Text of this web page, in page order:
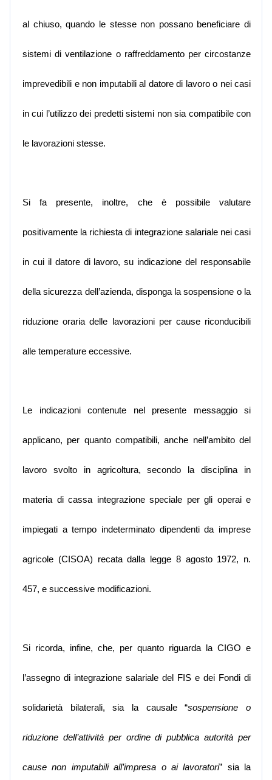
al chiuso, quando le stesse non possano beneficiare di
sistemi di ventilazione o raffreddamento per circostanze
imprevedibili e non imputabili al datore di lavoro o nei casi
in cui l’utilizzo dei predetti sistemi non sia compatibile con
le lavorazioni stesse.
Si fa presente, inoltre, che è possibile valutare
positivamente la richiesta di integrazione salariale nei casi
in cui il datore di lavoro, su indicazione del responsabile
della sicurezza dell’azienda, disponga la sospensione o la
riduzione oraria delle lavorazioni per cause riconducibili
alle temperature eccessive.
Le indicazioni contenute nel presente messaggio si
applicano, per quanto compatibili, anche nell’ambito del
lavoro svolto in agricoltura, secondo la disciplina in
materia di cassa integrazione speciale per gli operai e
impiegati a tempo indeterminato dipendenti da imprese
agricole (CISOA) recata dalla legge 8 agosto 1972, n.
457, e successive modificazioni.
Si ricorda, infine, che, per quanto riguarda la CIGO e
l’assegno di integrazione salariale del FIS e dei Fondi di
solidarietà bilateral i, sia la causale “sospensione o
riduzione dell’attività per ordine di pubblica autorità per
cause non imputabili all’impresa o ai lavoratori” sia la